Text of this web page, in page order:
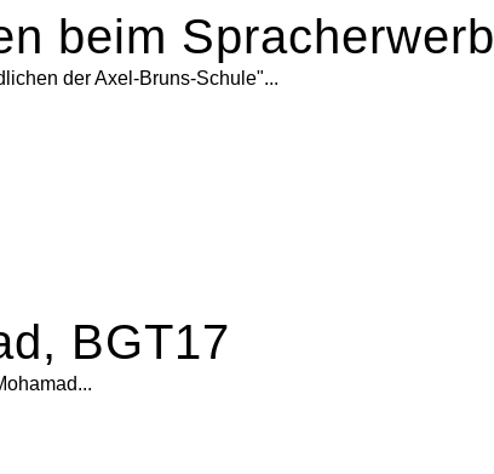
beim Spracherwerb
der Axel-Bruns-Schule"...
BGT17